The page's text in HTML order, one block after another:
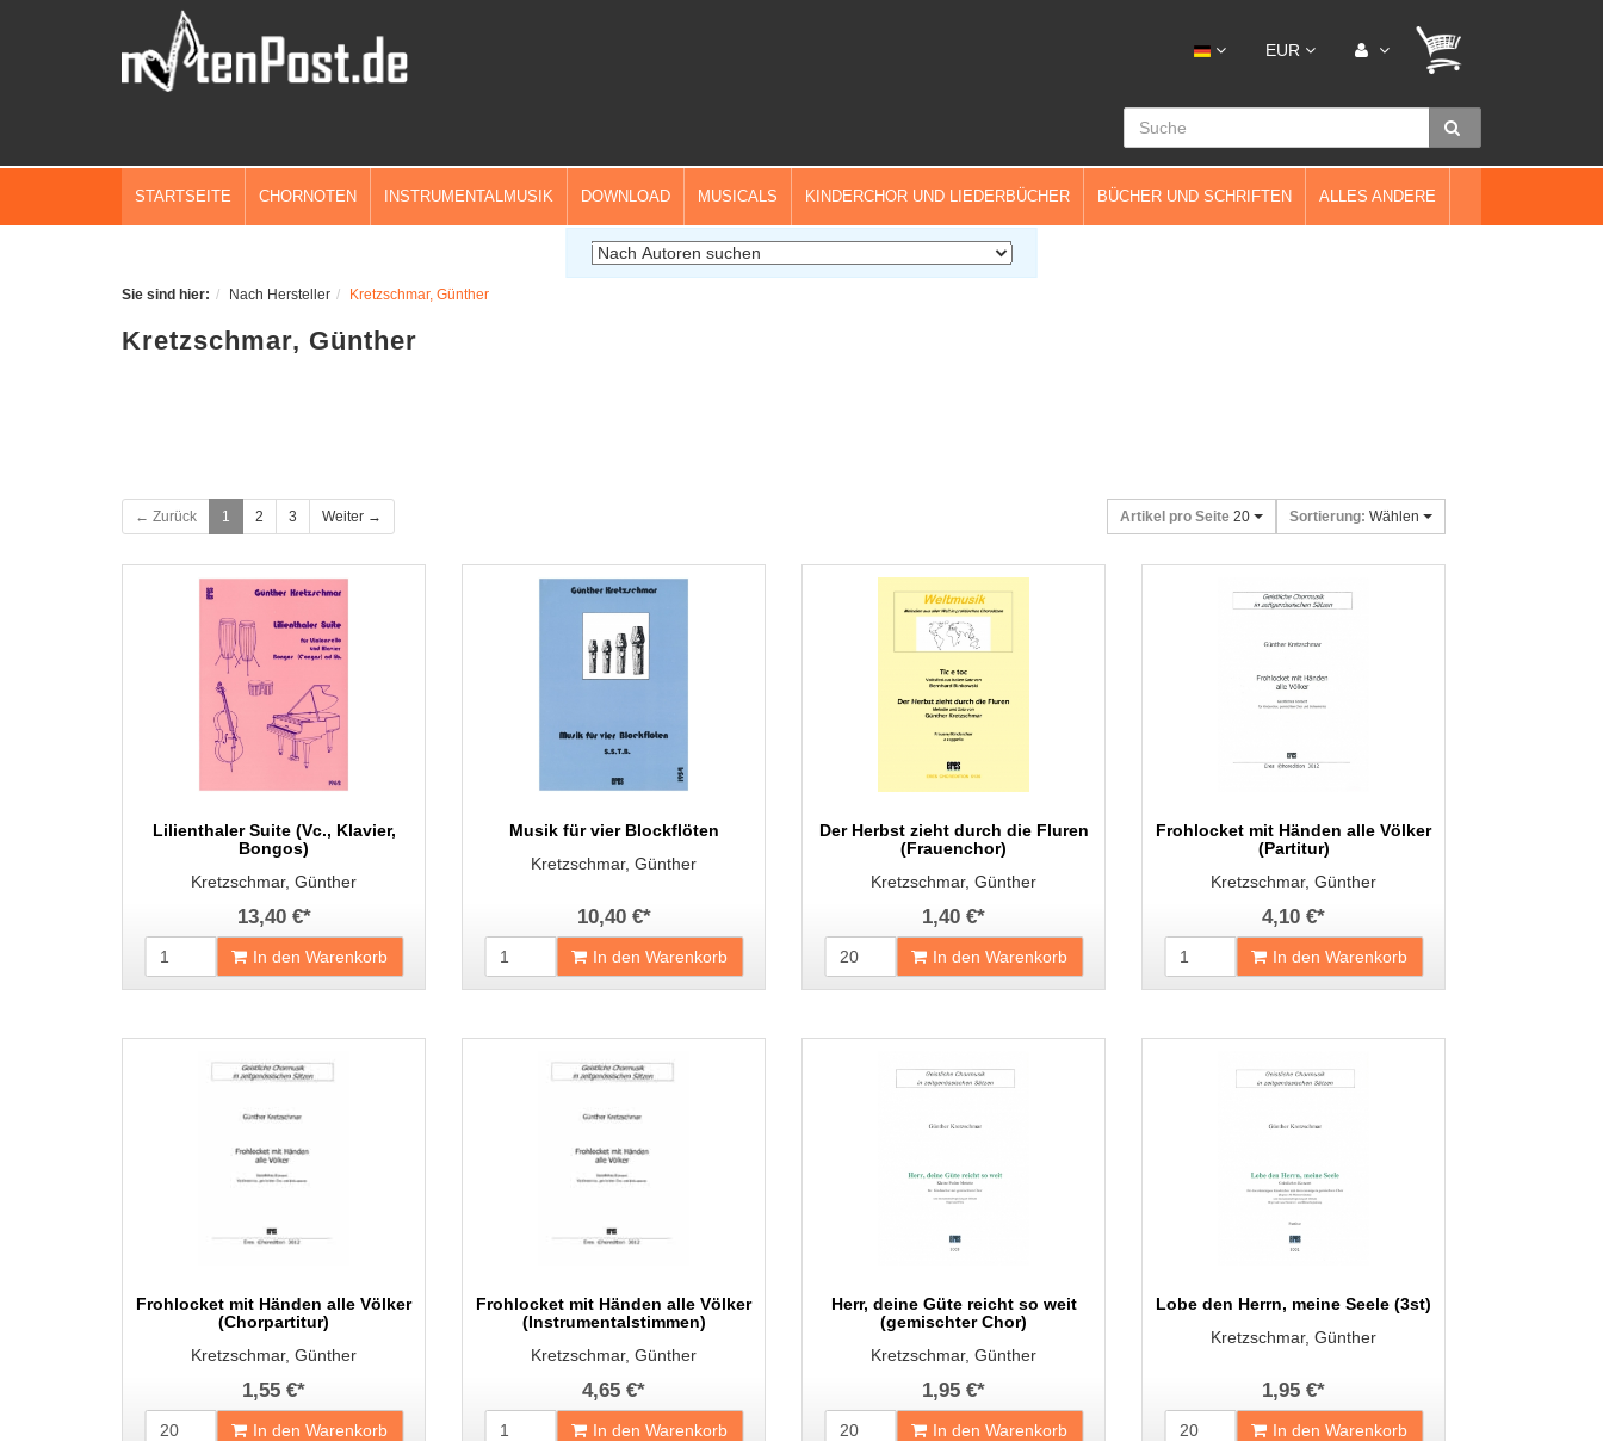
EUR
STARTSEITE CHORNOTEN INSTRUMENTALMUSIK DOWNLOAD MUSICALS KINDERCHOR UND LIEDERBÜCHER BÜCHER UND SCHRIFTEN ALLES ANDERE
Sie sind hier: Nach Hersteller Kretzschmar, Günther
Kretzschmar, Günther
← Zurück 1 2 3 Weiter → Sortierung: Wählen
Artikel pro Seite 20
Lilienthaler Suite (Vc., Klavier,
Bongos)
Kretzschmar, Günther
13,40 €*
In den Warenkorb
Musik für vier Blockflöten
Kretzschmar, Günther
10,40 €*
In den Warenkorb
Der Herbst zieht durch die Fluren
(Frauenchor)
Kretzschmar, Günther
1,40 €*
In den Warenkorb
Frohlocket mit Händen alle Völker
(Partitur)
Kretzschmar, Günther
4,10 €*
In den Warenkorb
Frohlocket mit Händen alle Völker
(Chorpartitur)
Kretzschmar, Günther
1,55 €*
In den Warenkorb
Frohlocket mit Händen alle Völker
(Instrumentalstimmen)
Kretzschmar, Günther
4,65 €*
In den Warenkorb
Herr, deine Güte reicht so weit
(gemischter Chor)
Kretzschmar, Günther
1,95 €*
In den Warenkorb
Lobe den Herrn, meine Seele (3st)
Kretzschmar, Günther
1,95 €*
In den Warenkorb